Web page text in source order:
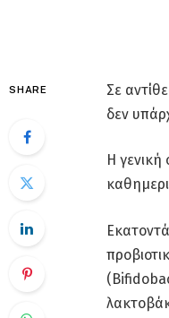
SHARE
Σε
δεν
Η